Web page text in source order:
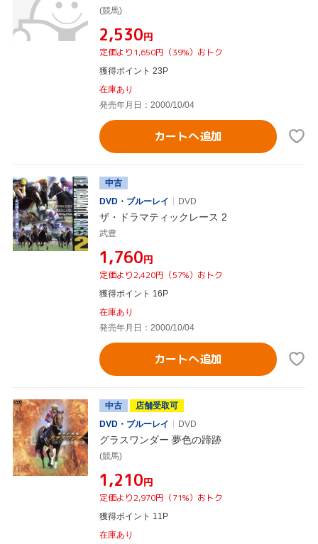
(競馬)
¥2,530円
定価より1,650円（39%）おトク
獲得ポイント 23P
在庫あり
発売年月日：2000/10/04
カートへ追加
中古
DVD・ブルーレイ
DVD
ザ・ドラマティックレース 2
武豊
¥1,760円
定価より2,420円（57%）おトク
獲得ポイント 16P
在庫あり
発売年月日：2000/10/04
カートへ追加
中古
店舗受取可
DVD・ブルーレイ
DVD
グラスワンダー 夢色の蹄跡
(競馬)
¥1,210円
定価より2,970円（71%）おトク
獲得ポイント 11P
在庫あり